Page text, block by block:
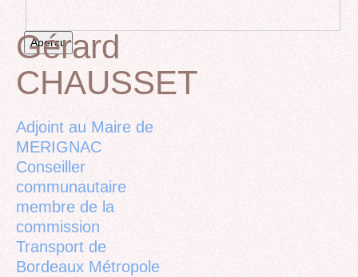
Back
to
Gérard
CHAUSSET
Adjoint au Maire de
MERIGNAC
Conseiller
communautaire
membre de la
commission
Transport de
Bordeaux Métropole